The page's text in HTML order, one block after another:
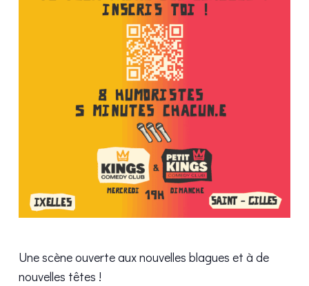
Une scène ouverte aux nouvelles blagues et à de
nouvelles têtes !